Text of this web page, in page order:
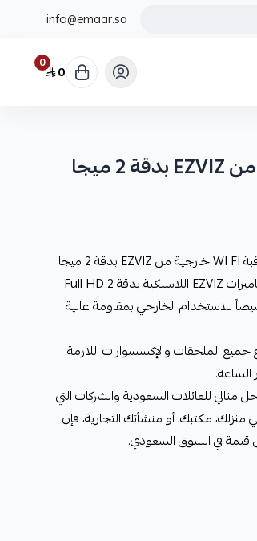
info@emaar.sa
0 0
بكج 3 كاميرات مراقبة WI FI خارجية من EZVIZ بدقة 2 ميجا
اكتشف أحدث تقنيات المراقبة الذكية مع بكج 3 كاميرات مراقبة WI FI خارجية من EZVIZ بدقة 2 ميجا
شامل الملحقات! نقدم لك في إعمار لاند باكج متكامل من كاميرات EZVIZ اللاسلكية بدقة Full HD 2
للاستخدام الخارجي بمقاومة عالية
عالية الأداء مع جميع الملحقات والإكسسوارات اللازمة
الساعة.
مثالي للعائلات السعودية والشركات التي
مكتبك، أو منشأتك التجارية، فإن